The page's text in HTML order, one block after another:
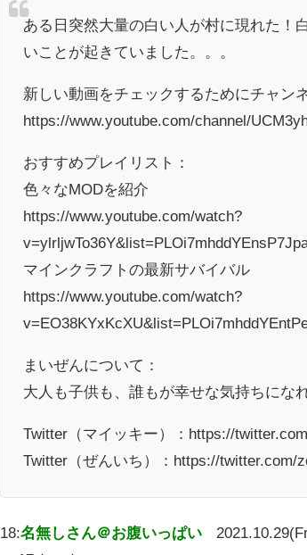
ある日突然大量の白い人が村に現れた！
いことが起きていました。。。
新しい動画をチェックするためにチャン
https://www.youtube.com/channel/
おすすめプレイリスト：
色々なMODを紹介
https://www.youtube.com/watch?
マインクラフトの最新サバイバル
https://www.youtube.com/watch?
まいぜんについて：
大人も子供も、誰もが幸せな気持ちにな
Twitter（マイッキー）：https://
Twitter（ぜんいち）：https://twitter.com/
18:名無しさん＠お腹いっぱい